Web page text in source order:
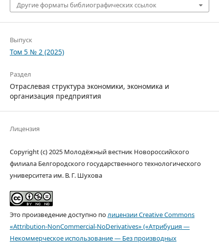
Другие форматы библиографических ссылок
Выпуск
Том 5 № 2 (2025)
Раздел
Отраслевая структура экономики, экономика и
организация предприятия
Лицензия
Copyright (c) 2025 Молодёжный вестник Новороссийского
филиала Белгородского государственного технологического
университета им. В. Г. Шухова
Это произведение доступно полицензии Creative Commons
«Attribution-NonCommercial-NoDerivatives» («Атрибуция —
Некоммерческое использование — Без производных